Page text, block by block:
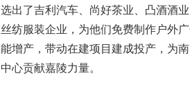
选出了吉利汽车、尚好茶业、凸酒酒
丝纺服装企业，为他们免费制作户外
能增产，带动在建项目建成投产，为
中心贡献嘉陵力量。